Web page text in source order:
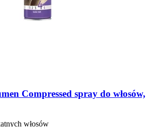
Compressed spray do włosów,
włosów